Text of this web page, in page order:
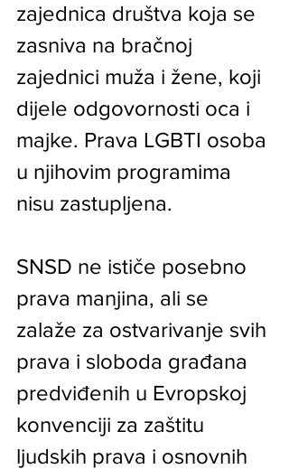
zajednica društva koja se
zasniva na bračnoj
zajednici muža i žene, koji
dijele odgovornosti oca i
majke. Prava LGBTI osoba
u njihovim programima
nisu zastupljena.
SNSD ne ističe posebno
prava manjina, ali se
zalaže za ostvarivanje svih
prava i sloboda građana
predviđenih u Evropskoj
konvenciji za zaštitu
ljudskih prava i osnovnih